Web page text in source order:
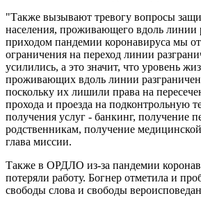
"Также вызывают тревогу вопросы
населения, проживающего вдоль линии
приходом пандемии коронавируса мы
ограничения на переход линии
усилились, а это значит, что уровень
проживающих вдоль линии
поскольку их лишили права на
прохода и проезда на подконтрольную
получения услуг - банкинг, получение
родственникам, получение
глава миссии.
Также в ОРДЛО из-за пандемии
потеряли работу. Богнер отметила и
свободы слова и свободы